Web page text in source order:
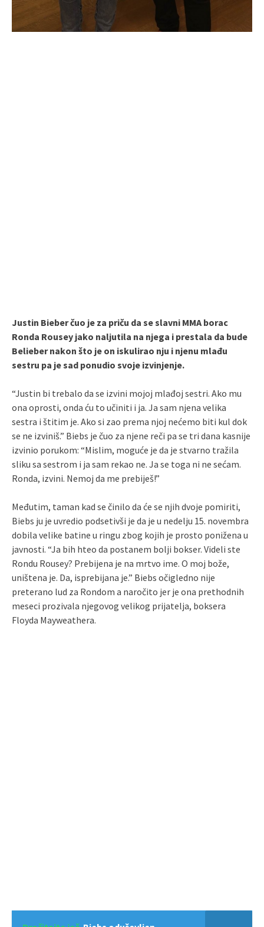
Justin Bieber čuo je za priču da se slavni MMA borac
Ronda Rousey jako naljutila na njega i prestala da bude
Belieber nakon što je on iskulirao nju i njenu mlađu
sestru pa je sad ponudio svoje izvinjenje.
“Justin bi trebalo da se izvini mojoj mlađoj sestri. Ako mu
ona oprosti, onda ću to učiniti i ja. Ja sam njena velika
sestra i štitim je. Ako si zao prema njoj nećemo biti kul dok
se ne izviniš.” Biebs je čuo za njene reči pa se tri dana kasnije
izvinio porukom: “Mislim, moguće je da je stvarno tražila
sliku sa sestrom i ja sam rekao ne. Ja se toga ni ne sećam.
Ronda, izvini. Nemoj da me prebiješ!”
Međutim, taman kad se činilo da će se njih dvoje pomiriti,
Biebs ju je uvredio podsetivši je da je u nedelju 15. novembra
dobila velike batine u ringu zbog kojih je prosto ponižena u
javnosti. “Ja bih hteo da postanem bolji bokser. Videli ste
Rondu Rousey? Prebijena je na mrtvo ime. O moj bože,
uništena je. Da, isprebijana je.” Biebs očigledno nije
preterano lud za Rondom a naročito jer je ona prethodnih
meseci prozivala njegovog velikog prijatelja, boksera
Floyda Mayweathera.